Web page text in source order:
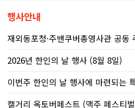
행사안내
2026년 한인의 날 행사 (8월 8일)
이번주 한인의 날 행사에 마련되는
캘거리 옥토버페스트 (맥주 페스티